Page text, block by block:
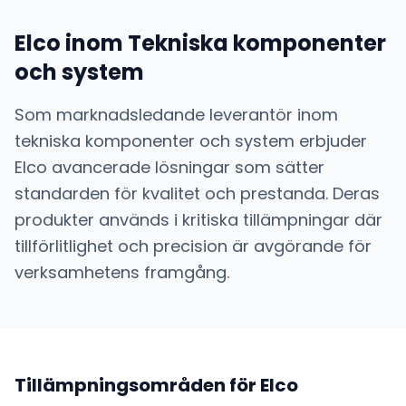
Elco inom Tekniska komponenter
och system
Som marknadsledande leverantör inom
tekniska komponenter och system erbjuder
Elco avancerade lösningar som sätter
standarden för kvalitet och prestanda. Deras
produkter används i kritiska tillämpningar där
tillförlitlighet och precision är avgörande för
verksamhetens framgång.
Tillämpningsområden för Elco